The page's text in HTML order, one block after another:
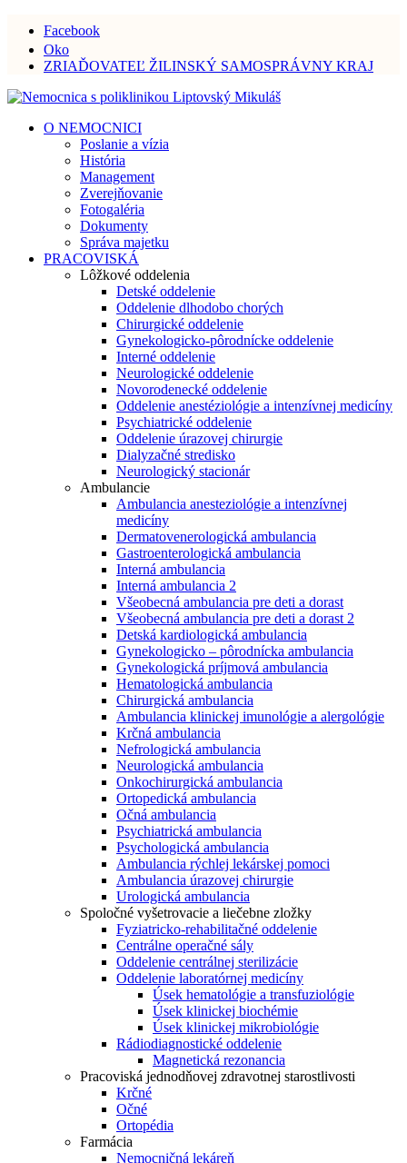
Facebook
Oko
ZRIAĎOVATEĽ ŽILINSKÝ SAMOSPRÁVNY KRAJ
O NEMOCNICI
Poslanie a vízia
História
Management
Zverejňovanie
Fotogaléria
Dokumenty
Správa majetku
PRACOVISKÁ
Lôžkové oddelenia
Detské oddelenie
Oddelenie dlhodobo chorých
Chirurgické oddelenie
Gynekologicko-pôrodnícke oddelenie
Interné oddelenie
Neurologické oddelenie
Novorodenecké oddelenie
Oddelenie anestéziológie a intenzívnej medicíny
Psychiatrické oddelenie
Oddelenie úrazovej chirurgie
Dialyzačné stredisko
Neurologický stacionár
Ambulancie
Ambulancia anesteziológie a intenzívnej
medicíny
Dermatovenerologická ambulancia
Gastroenterologická ambulancia
Interná ambulancia
Interná ambulancia 2
Všeobecná ambulancia pre deti a dorast
Všeobecná ambulancia pre deti a dorast 2
Detská kardiologická ambulancia
Gynekologicko – pôrodnícka ambulancia
Gynekologická príjmová ambulancia
Hematologická ambulancia
Chirurgická ambulancia
Ambulancia klinickej imunológie a alergológie
Krčná ambulancia
Nefrologická ambulancia
Neurologická ambulancia
Onkochirurgická ambulancia
Ortopedická ambulancia
Očná ambulancia
Psychiatrická ambulancia
Psychologická ambulancia
Ambulancia rýchlej lekárskej pomoci
Ambulancia úrazovej chirurgie
Urologická ambulancia
Spoločné vyšetrovacie a liečebne zložky
Fyziatricko-rehabilitačné oddelenie
Centrálne operačné sály
Oddelenie centrálnej sterilizácie
Oddelenie laboratórnej medicíny
Úsek hematológie a transfuziológie
Úsek klinickej biochémie
Úsek klinickej mikrobiológie
Rádiodiagnostické oddelenie
Magnetická rezonancia
Pracoviská jednodňovej zdravotnej starostlivosti
Krčné
Očné
Ortopédia
Farmácia
Nemocničná lekáreň